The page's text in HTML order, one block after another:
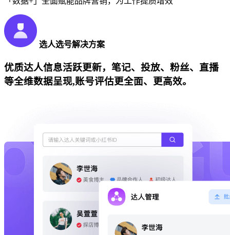
选人选号解决方案
优质达人信息活跃更新，笔记、投放、粉丝、直播
等全维数据呈现,账号评估更全面、更高效。